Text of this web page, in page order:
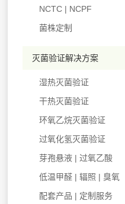
NCTC | NCPF
菌株定制
灭菌验证解决方案
湿热灭菌验证
干热灭菌验证
环氧乙烷灭菌验证
过氧化氢灭菌验证
芽孢悬液 | 过氧乙酸
低温甲醛 | 辐照 | 臭氧
配套产品 | 定制服务